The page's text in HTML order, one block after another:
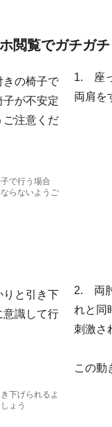
閲覧でガチガ
で行う場合
らないようご
1. 座
両肩を
下げられるよ
ょう
2. 両
れと同
刺激さ
この動